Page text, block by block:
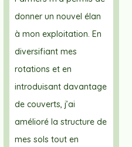
donner un nouvel élan
à mon exploitation. En
diversifiant mes
rotations et en
introduisant davantage
de couverts, j’ai
amélioré la structure de
mes sols tout en